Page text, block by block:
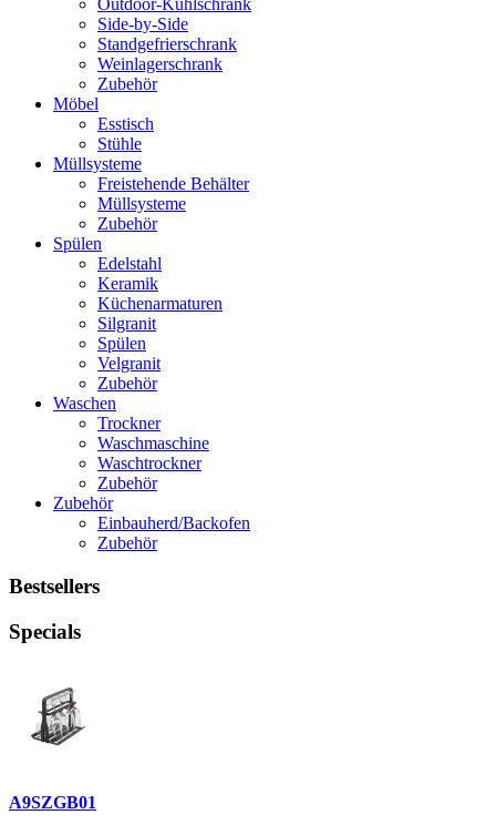
Outdoor-Kühlschrank
Side-by-Side
Standgefrierschrank
Weinlagerschrank
Zubehör
Möbel
Esstisch
Stühle
Müllsysteme
Freistehende Behälter
Müllsysteme
Zubehör
Spülen
Edelstahl
Keramik
Küchenarmaturen
Silgranit
Spülen
Velgranit
Zubehör
Waschen
Trockner
Waschmaschine
Waschtrockner
Zubehör
Zubehör
Einbauherd/Backofen
Zubehör
Bestsellers
Specials
A9SZGB01